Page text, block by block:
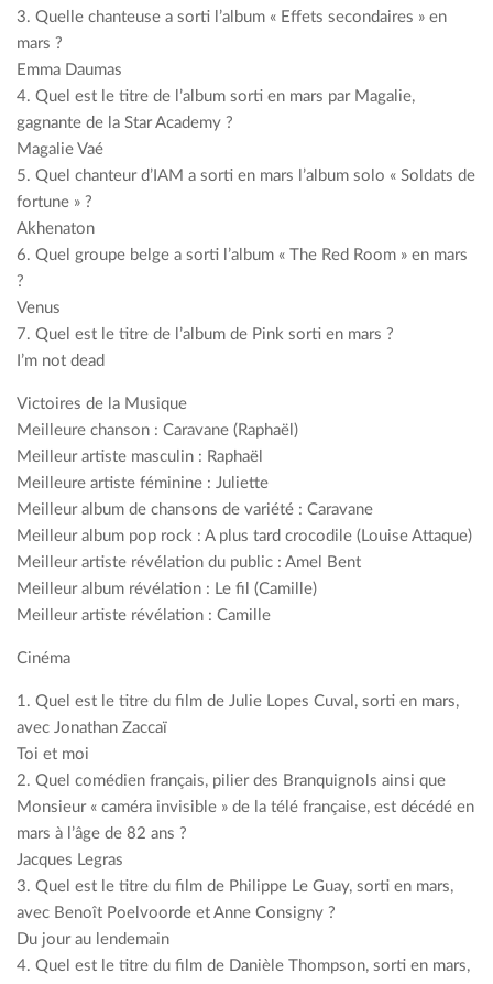
3. Quelle chanteuse a sorti l’album « Effets secondaires » en
mars ?
Emma Daumas
4. Quel est le titre de l’album sorti en mars par Magalie,
gagnante de la Star Academy ?
Magalie Vaé
5. Quel chanteur d’IAM a sorti en mars l’album solo « Soldats de
fortune » ?
Akhenaton
6. Quel groupe belge a sorti l’album « The Red Room » en mars
?
Venus
7. Quel est le titre de l’album de Pink sorti en mars ?
I’m not dead
Victoires de la Musique
Meilleure chanson : Caravane (Raphaël)
Meilleur artiste masculin : Raphaël
Meilleure artiste féminine : Juliette
Meilleur album de chansons de variété : Caravane
Meilleur album pop rock : A plus tard crocodile (Louise Attaque)
Meilleur artiste révélation du public : Amel Bent
Meilleur album révélation : Le fil (Camille)
Meilleur artiste révélation : Camille
Cinéma
1. Quel est le titre du film de Julie Lopes Cuval, sorti en mars,
avec Jonathan Zaccaï
Toi et moi
2. Quel comédien français, pilier des Branquignols ainsi que
Monsieur « caméra invisible » de la télé française, est décédé en
mars à l’âge de 82 ans ?
Jacques Legras
3. Quel est le titre du film de Philippe Le Guay, sorti en mars,
avec Benoît Poelvoorde et Anne Consigny ?
Du jour au lendemain
4. Quel est le titre du film de Danièle Thompson, sorti en mars,